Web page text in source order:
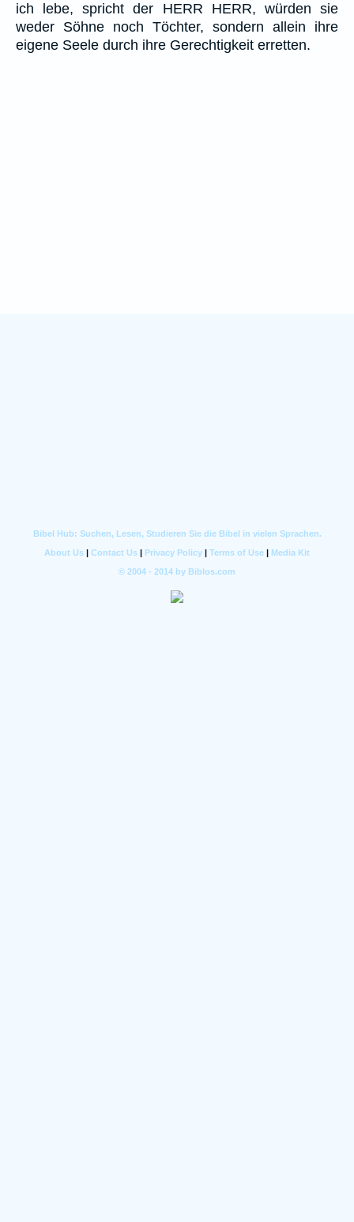
ich lebe, spricht der HERR HERR, würden sie
weder Söhne noch Töchter, sondern allein ihre
eigene Seele durch ihre Gerechtigkeit erretten.